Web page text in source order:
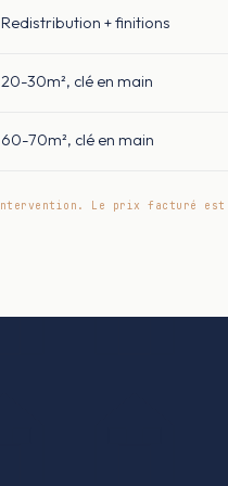
Redistribution + finitions
20-30m², clé en main
60-70m², clé en main
Le prix facturé